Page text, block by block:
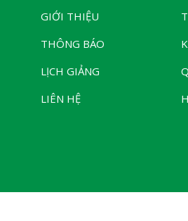
GIỚI THIỆU
THÔNG BÁO
LỊCH GIẢNG
LIÊN HỆ